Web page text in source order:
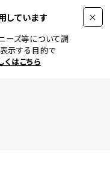
しています
ーズ等について調
示する目的で
くはこちら